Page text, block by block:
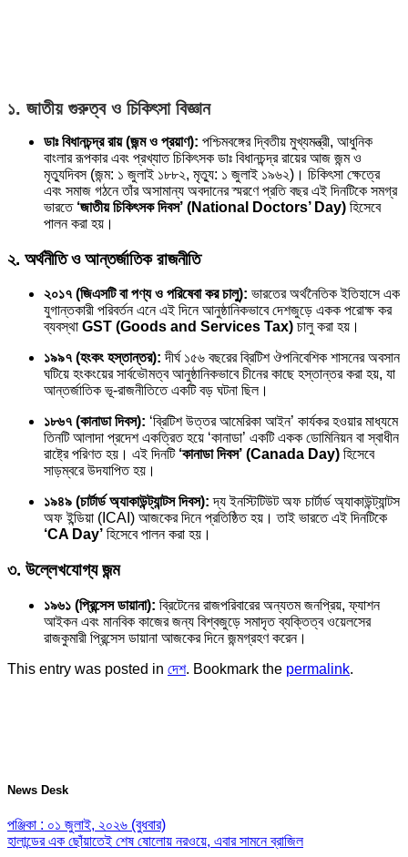
১. জাতীয় গুরুত্ব ও চিকিৎসা বিজ্ঞান
ডাঃ বিধানচন্দ্র রায় (জন্ম ও প্রয়াণ): পশ্চিমবঙ্গের দ্বিতীয় মুখ্যমন্ত্রী, আধুনিক
বাংলার রূপকার এবং প্রখ্যাত চিকিৎসক ডাঃ বিধানচন্দ্র রায়ের আজ জন্ম ও
মৃত্যুদিবস (জন্ম: ১ জুলাই ১৮৮২, মৃত্যু: ১ জুলাই ১৯৬২)। চিকিৎসা ক্ষেত্রে
এবং সমাজ গঠনে তাঁর অসামান্য অবদানের স্মরণে প্রতি বছর এই দিনটিকে সমগ্র
ভারতে ‘জাতীয় চিকিৎসক দিবস’ (National Doctors’ Day) হিসেবে
পালন করা হয়।
২. অর্থনীতি ও আন্তর্জাতিক রাজনীতি
২০১৭ (জিএসটি বা পণ্য ও পরিষেবা কর চালু): ভারতের অর্থনৈতিক ইতিহাসে এক
যুগান্তকারী পরিবর্তন এনে এই দিনে আনুষ্ঠানিকভাবে দেশজুড়ে একক পরোক্ষ কর
ব্যবস্থা GST (Goods and Services Tax) চালু করা হয়।
১৯৯৭ (হংকং হস্তান্তর): দীর্ঘ ১৫৬ বছরের ব্রিটিশ ঔপনিবেশিক শাসনের অবসান
ঘটিয়ে হংকংয়ের সার্বভৌমত্ব আনুষ্ঠানিকভাবে চীনের কাছে হস্তান্তর করা হয়, যা
আন্তর্জাতিক ভূ-রাজনীতিতে একটি বড় ঘটনা ছিল।
১৮৬৭ (কানাডা দিবস): ‘ব্রিটিশ উত্তর আমেরিকা আইন’ কার্যকর হওয়ার মাধ্যমে
তিনটি আলাদা প্রদেশ একত্রিত হয়ে ‘কানাডা’ একটি একক ডোমিনিয়ন বা স্বাধীন
রাষ্ট্রে পরিণত হয়। এই দিনটি ‘কানাডা দিবস’ (Canada Day) হিসেবে
সাড়ম্বরে উদযাপিত হয়।
১৯৪৯ (চার্টার্ড অ্যাকাউন্ট্যান্টস দিবস): দ্য ইনস্টিটিউট অফ চার্টার্ড অ্যাকাউন্ট্যান্টস
অফ ইন্ডিয়া (ICAI) আজকের দিনে প্রতিষ্ঠিত হয়। তাই ভারতে এই দিনটিকে
‘CA Day’ হিসেবে পালন করা হয়।
৩. উল্লেখযোগ্য জন্ম
১৯৬১ (প্রিন্সেস ডায়ানা): ব্রিটেনের রাজপরিবারের অন্যতম জনপ্রিয়, ফ্যাশন
আইকন এবং মানবিক কাজের জন্য বিশ্বজুড়ে সমাদৃত ব্যক্তিত্ব ওয়েলসের
রাজকুমারী প্রিন্সেস ডায়ানা আজকের দিনে জন্মগ্রহণ করেন।
This entry was posted in দেশ. Bookmark the permalink.
News Desk
পঞ্জিকা : ০১ জুলাই, ২০২৬ (বুধবার)
হালান্ডের এক ছোঁয়াতেই শেষ ষোলোয় নরওয়ে, এবার সামনে ব্রাজিল